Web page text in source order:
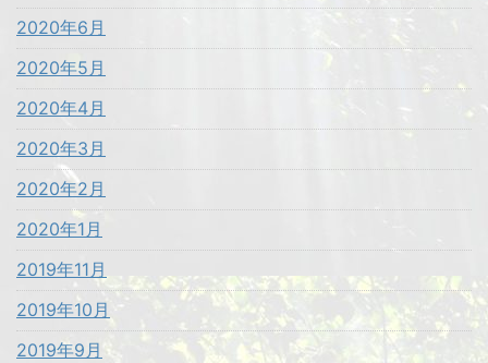
2020年6月
2020年5月
2020年4月
2020年3月
2020年2月
2020年1月
2019年11月
2019年10月
2019年9月